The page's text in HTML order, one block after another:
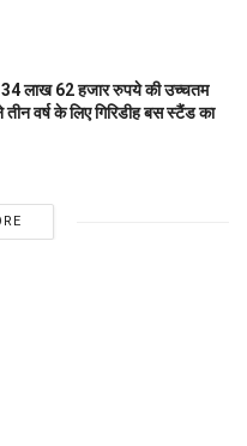
लाख 62 हजार रुपये की उच्चतम
वर्ष के लिए गिरिडीह बस स्टैंड का